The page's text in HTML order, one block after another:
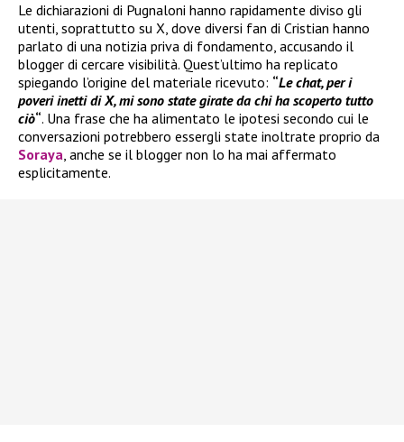
Le dichiarazioni di Pugnaloni hanno rapidamente diviso gli
utenti, soprattutto su X, dove diversi fan di Cristian hanno
parlato di una notizia priva di fondamento, accusando il
blogger di cercare visibilità. Quest’ultimo ha replicato
spiegando l’origine del materiale ricevuto: “Le chat, per i
poveri inetti di X, mi sono state girate da chi ha scoperto tutto
ciò“. Una frase che ha alimentato le ipotesi secondo cui le
conversazioni potrebbero essergli state inoltrate proprio da
Soraya, anche se il blogger non lo ha mai affermato
esplicitamente.